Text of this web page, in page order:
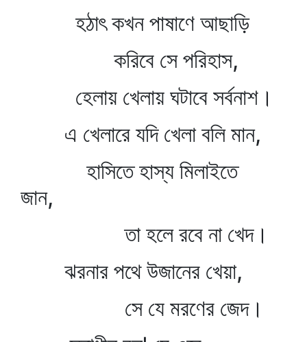
হঠাৎ কখন পাষাণে আছাড়ি
করিবে সে পরিহাস,
হেলায় খেলায় ঘটাবে সর্বনাশ।
এ খেলারে যদি খেলা বলি মান,
হাসিতে হাস্য মিলাইতে
জান,
তা হলে রবে না খেদ।
ঝরনার পথে উজানের খেয়া,
সে যে মরণের জেদ।